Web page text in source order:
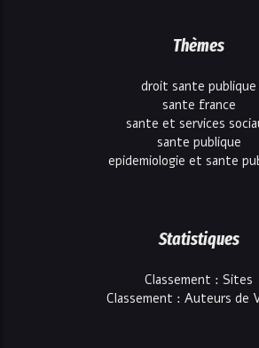
Thèmes
droit sante publique
sante france
sante et services
sante publique
epidemiologie et sante
Statistiques
Classement : Sites
Classement : Auteurs de